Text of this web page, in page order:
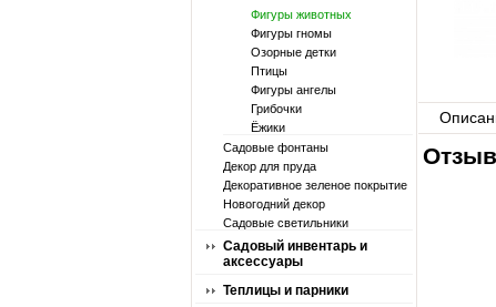
Фигуры животных
Фигуры гномы
Озорные детки
Птицы
Фигуры ангелы
Грибочки
Ёжики
Садовые фонтаны
Декор для пруда
Декоративное зеленое покрытие
Новогодний декор
Садовые светильники
Садовый инвентарь и
аксессуары
Теплицы и парники